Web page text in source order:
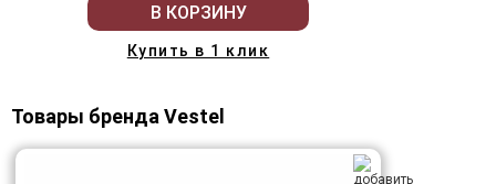
В КОРЗИНУ
Купить в 1 клик
Товары бренда Vestel